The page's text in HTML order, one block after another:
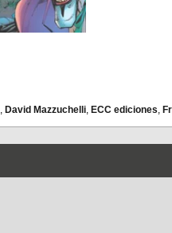
, David Mazzuchelli, ECC ediciones,